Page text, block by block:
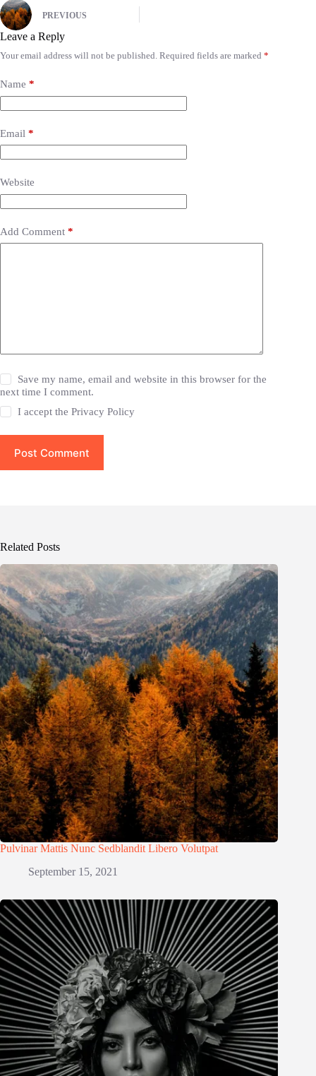
PREVIOUS
Leave a Reply
Your email address will not be published. Required fields are marked *
Name *
Email *
Website
Add Comment *
Save my name, email and website in this browser for the
next time I comment.
I accept thePrivacy Policy
Post Comment
Related Posts
Pulvinar Mattis Nunc Sedblandit Libero Volutpat
September 15, 2021